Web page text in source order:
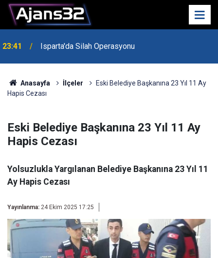
23:41 Isparta'da Silah Operasyonu
23:21 6 Mart Spor Salonu Yeniden Yükseliyor
Anasayfa İlçeler
Eski Belediye Başkanına 23 Yıl 11 Ay
Hapis Cezası
Eski Belediye Başkanına 23 Yıl 11 Ay
Hapis Cezası
Yolsuzlukla Yargılanan Belediye Başkanına 23 Yıl 11
Ay Hapis Cezası
Yayınlanma: 24 Ekim 2025 17:25